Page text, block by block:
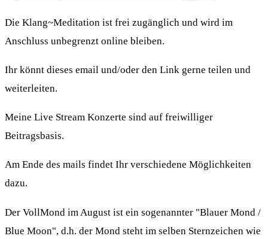
Die Klang~Meditation ist frei zugänglich und wird im
Anschluss unbegrenzt online bleiben.
Ihr könnt dieses email und/oder den Link gerne teilen und
weiterleiten.
Meine Live Stream Konzerte sind auf freiwilliger
Beitragsbasis.
Am Ende des mails findet Ihr verschiedene Möglichkeiten
dazu.
Der VollMond im August ist ein sogenannter "Blauer Mond /
Blue Moon", d.h. der Mond steht im selben Sternzeichen wie